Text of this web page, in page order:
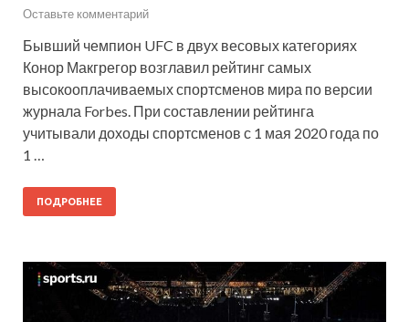
Оставьте комментарий
Бывший чемпион UFC в двух весовых категориях
Конор Макгрегор возглавил рейтинг самых
высокооплачиваемых спортсменов мира по версии
журнала Forbes. При составлении рейтинга
учитывали доходы спортсменов с 1 мая 2020 года по
1 …
ПОДРОБНЕЕ